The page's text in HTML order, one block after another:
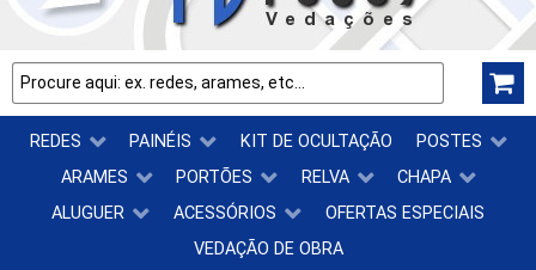
REDES PAINÉIS KIT DE OCULTAÇÃO
POSTES
ARAMES
PORTÕES RELVA
CHAPA
ALUGUER
ACESSÓRIOS
OFERTAS ESPECIAIS
VEDAÇÃO DE OBRA